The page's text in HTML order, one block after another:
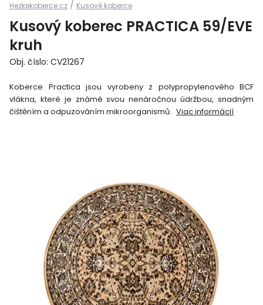
Hezkekoberce.cz / Kusové koberce
Kusový koberec PRACTICA 59/EVE
kruh
Obj. číslo: CV21267
Koberce Practica jsou vyrobeny z polypropylenového BCF
vlákna, které je známé svou nenáročnou údržbou, snadným
čištěním a odpuzováním mikroorganismů. Viac informácií